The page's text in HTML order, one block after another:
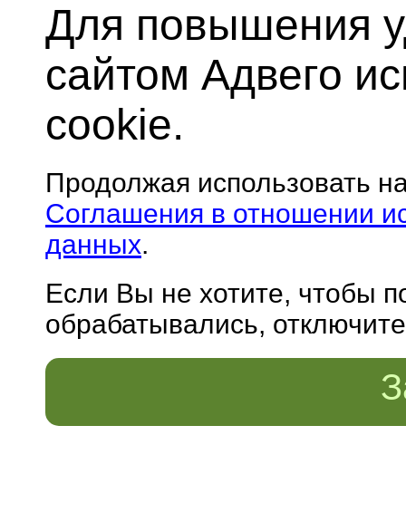
Для повышения
сайтом Адвего
cookie.
Продолжая использовать
Соглашения в отношении
данных.
Если Вы не хотите, чтобы
обрабатывались,